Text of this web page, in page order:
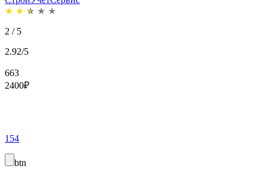
★ ★ ★ ★ ★
2 / 5
2.92/5
663
2400₽
154
btn